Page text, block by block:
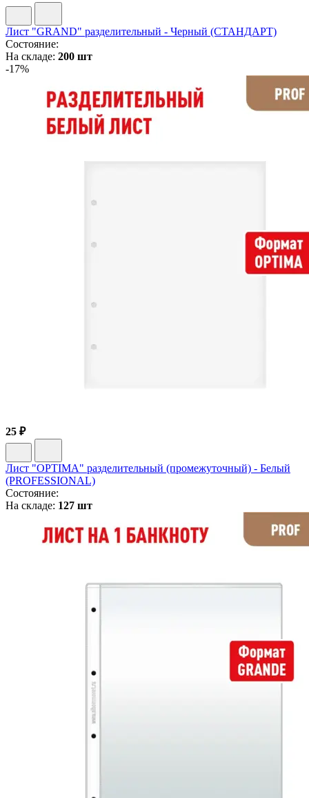
Лист "GRAND" разделительный - Черный (СТАНДАРТ)
Состояние:
На складе: 200 шт
-17%
25 ₽
Лист "OPTIMA" разделительный (промежуточный) - Белый
(PROFESSIONAL)
Состояние:
На складе: 127 шт